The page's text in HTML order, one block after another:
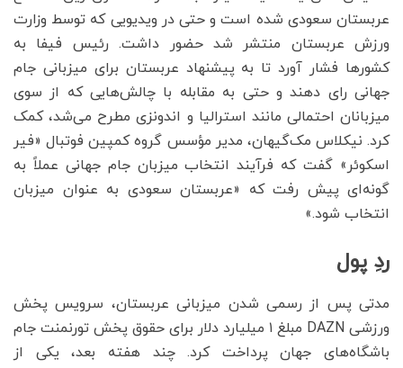
عربستان سعودی شده است و حتی در ویدیویی که توسط وزارت
ورزش عربستان منتشر شد حضور داشت. رئیس فیفا به
کشورها فشار آورد تا به پیشنهاد عربستان برای میزبانی جام
جهانی رای دهند و حتی به مقابله با چالش‌هایی که از سوی
میزبانان احتمالی مانند استرالیا و اندونزی مطرح می‌شد، کمک
کرد. نیکلاس مک‌گیهان، مدیر مؤسس گروه کمپین فوتبال «فیر
اسکوئر» گفت که فرآیند انتخاب میزبان جام جهانی عملاً به
گونه‌ای پیش رفت که «عربستان سعودی به عنوان میزبان
انتخاب شود.»
ردِ پول
مدتی پس از رسمی شدن میزبانی عربستان، سرویس پخش
ورزشی DAZN مبلغ ۱ میلیارد دلار برای حقوق پخش تورنمنت جام
باشگاه‌های جهان پرداخت کرد. چند هفته بعد، یکی از